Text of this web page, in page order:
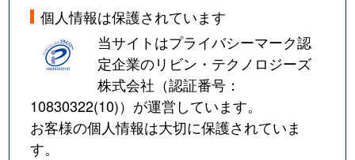
個人情報は保護されています
当サイトはプライバシーマーク認
定企業のリビン・テクノロジーズ
株式会社（認証番号：
10830322(10)）が運営しています。
お客様の個人情報は大切に保護されていま
す。